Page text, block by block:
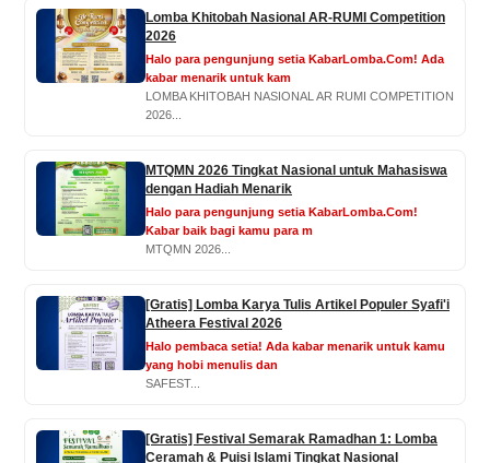
Lomba Khitobah Nasional AR-RUMI Competition
2026
Halo para pengunjung setia KabarLomba.Com! Ada
kabar menarik untuk kam
LOMBA KHITOBAH NASIONAL AR RUMI COMPETITION
2026...
MTQMN 2026 Tingkat Nasional untuk Mahasiswa
dengan Hadiah Menarik
Halo para pengunjung setia KabarLomba.Com!
Kabar baik bagi kamu para m
MTQMN 2026...
[Gratis] Lomba Karya Tulis Artikel Populer Syafi'i
Atheera Festival 2026
Halo pembaca setia! Ada kabar menarik untuk kamu
yang hobi menulis dan
SAFEST...
[Gratis] Festival Semarak Ramadhan 1: Lomba
Ceramah & Puisi Islami Tingkat Nasional